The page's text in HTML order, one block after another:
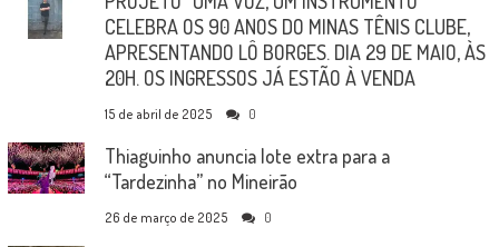
CELEBRA OS 90 ANOS DO MINAS TÊNIS CLUBE,
APRESENTANDO LÔ BORGES. DIA 29 DE MAIO, ÀS
20H. OS INGRESSOS JÁ ESTÃO À VENDA
15 de abril de 2025 0
Thiaguinho anuncia lote extra para a
“Tardezinha” no Mineirão
26 de março de 2025 0